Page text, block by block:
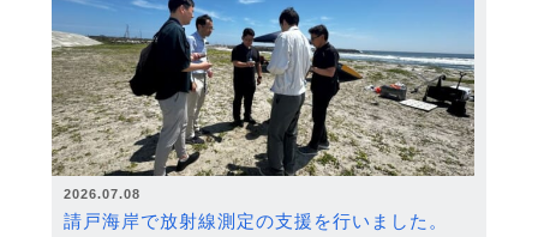
2026.07.08
請戸海岸で放射線測定の支援を行いました。